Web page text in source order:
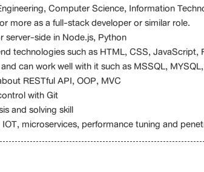
Computer Science, Information
more as a full-stack developer or similar role.
server-side in Node.js, Python
technologies such as HTML, CSS, JavaScript,
can work well with it such as MSSQL,
RESTful API, OOP, MVC
with Git
and solving skill
microservices, performance tuning and